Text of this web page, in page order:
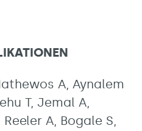
A, Aynalem
T, Jemal A,
A, Bogale S,